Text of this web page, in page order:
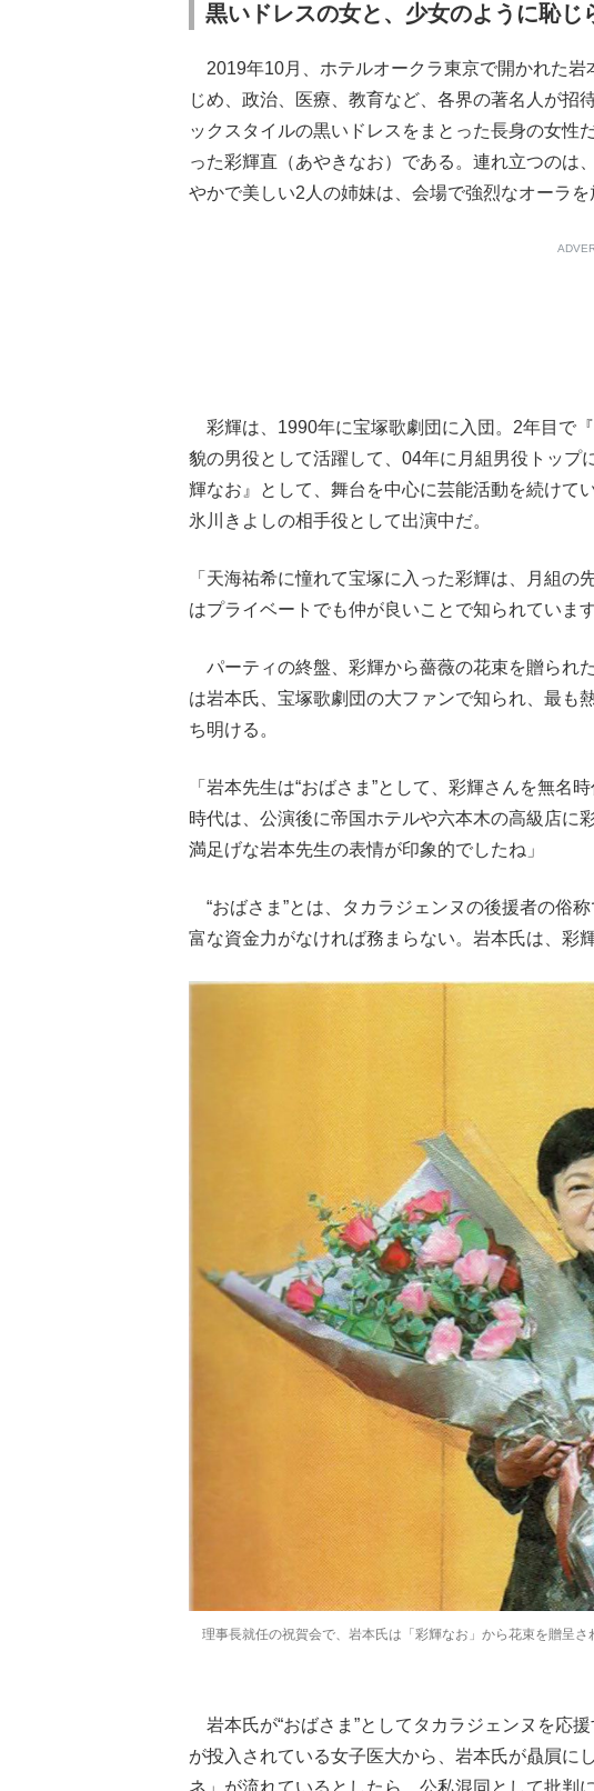
黒いドレスの女と、少女のように恥じ
2019年10月、ホテルオークラ東京で開かれた岩
じめ、政治、医療、教育など、各界の著名人が招
ックスタイルの黒いドレスをまとった長身の女性
った彩輝直（あやきなお）である。連れ立つのは
やかで美しい2人の姉妹は、会場で強烈なオーラを
彩輝は、1990年に宝塚歌劇団に入団。2年目で
貌の男役として活躍して、04年に月組男役トッ
輝なお』として、舞台を中心に芸能活動を続けて
氷川きよしの相手役として出演中だ。
「天海祐希に憧れて宝塚に入った彩輝は、月組
はプライベートでも仲が良いことで知られていま
パーティの終盤、彩輝から薔薇の花束を贈られ
は岩本氏、宝塚歌劇団の大ファンで知られ、最も
ち明ける。
「岩本先生は“おばさま”として、彩輝さんを無
時代は、公演後に帝国ホテルや六本木の高級店に
満足げな岩本先生の表情が印象的でしたね」
“おばさま”とは、タカラジェンヌの後援者の俗
富な資金力がなければ務まらない。岩本氏は、彩
理事長就任の祝賀会で、岩本氏は「彩輝なお」から花束を贈呈さ
岩本氏が“おばさま”としてタカラジェンヌを応
が投入されている女子医大から、岩本氏が贔屓に